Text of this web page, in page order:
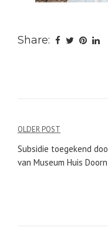
Share:
Bericht
navigatie
OLDER POST
Subsidie toegekend
van Museum Huis